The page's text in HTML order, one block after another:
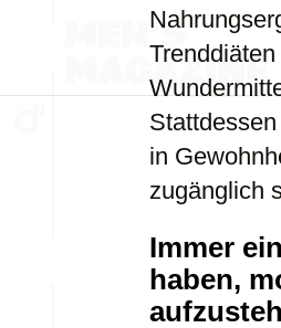
in
zugänglich
Immer
haben,